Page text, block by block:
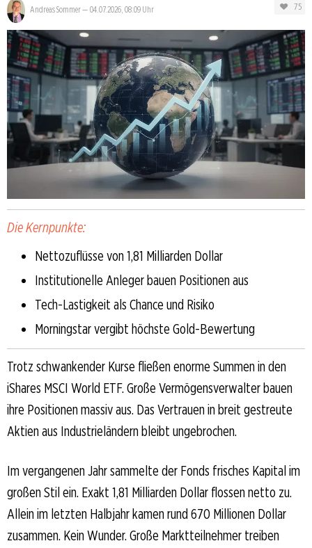
Andreas Sommer— 04.07.2026, 08:09 Uhr 75
Die Kernpunkte:
Nettozuflüsse von 1,81 Milliarden Dollar
Institutionelle Anleger bauen Positionen aus
Tech-Lastigkeit als Chance und Risiko
Morningstar vergibt höchste Gold-Bewertung
Trotz schwankender Kurse fließen enorme Summen in den
iShares MSCI World ETF. Große Vermögensverwalter bauen
ihre Positionen massiv aus. Das Vertrauen in breit gestreute
Aktien aus Industrieländern bleibt ungebrochen.
Im vergangenen Jahr sammelte der Fonds frisches Kapital im
großen Stil ein. Exakt 1,81 Milliarden Dollar flossen netto zu.
Allein im letzten Halbjahr kamen rund 670 Millionen Dollar
zusammen. Kein Wunder. Große Marktteilnehmer treiben